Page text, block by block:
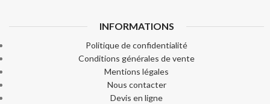
INFORMATIONS
Politique de confidentialité
Conditions générales de vente
Mentions légales
Nous contacter
Devis en ligne